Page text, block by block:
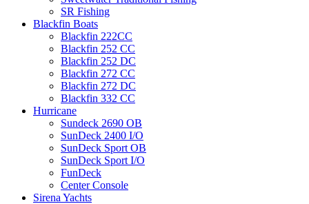
SR Fishing
Blackfin Boats
Blackfin 222CC
Blackfin 252 CC
Blackfin 252 DC
Blackfin 272 CC
Blackfin 272 DC
Blackfin 332 CC
Hurricane
Sundeck 2690 OB
SunDeck 2400 I/O
SunDeck Sport OB
SunDeck Sport I/O
FunDeck
Center Console
Sirena Yachts